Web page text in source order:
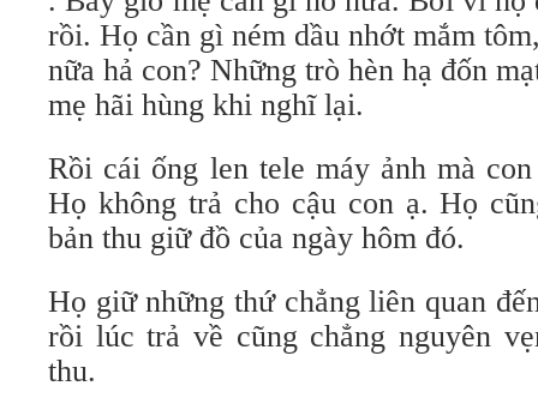
rồi. Họ cần gì ném dầu nhớt mắm
nữa hả con? Những trò hèn hạ đốn
mẹ hãi hùng khi nghĩ lại.
Rồi cái ống len tele máy ảnh mà
Họ không trả cho cậu con ạ. Họ
bản thu giữ đồ của ngày hôm đó.
Họ giữ những thứ chẳng liên quan
rồi lúc trả về cũng chẳng nguyên
thu.